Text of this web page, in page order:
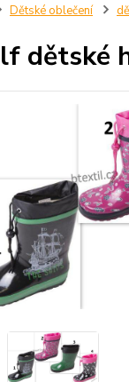
Dětské oblečení
dětské